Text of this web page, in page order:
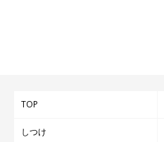
TOP
しつけ